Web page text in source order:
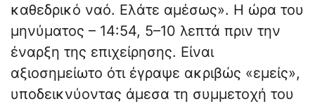
καθεδρικό ναό. Ελάτε αμέσως». Η ώρα του
μηνύματος – 14:54, 5–10 λεπτά πριν την
έναρξη της επιχείρησης. Είναι
αξιοσημείωτο ότι έγραψε ακριβώς «εμείς»,
υποδεικνύοντας άμεσα τη συμμετοχή του